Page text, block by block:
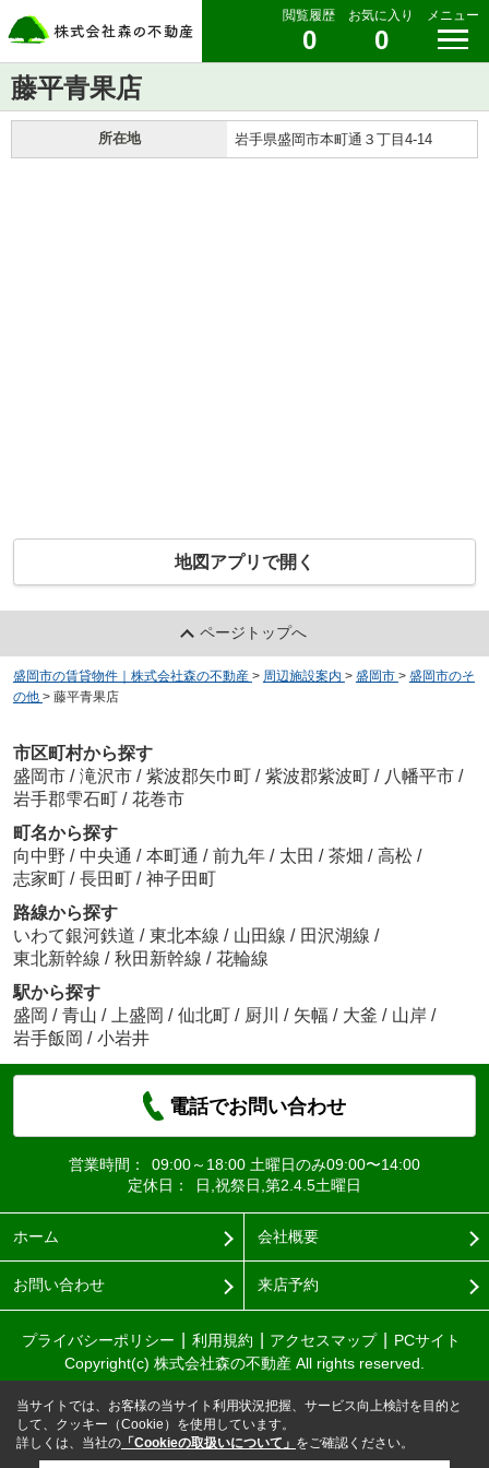
閲覧履歴
0
お気に入り
0
メニュー
藤平青果店
所在地 岩手県盛岡市本町通３丁目4-14
地図アプリで開く
ページトップへ
盛岡市の賃貸物件｜株式会社森の不動産 > 周辺施設案内 > 盛岡市 > 盛岡市のそ
の他 > 藤平青果店
市区町村から探す
盛岡市 / 滝沢市 / 紫波郡矢巾町 / 紫波郡紫波町 / 八幡平市 /
岩手郡雫石町 / 花巻市
町名から探す
向中野 / 中央通 / 本町通 / 前九年 / 太田 / 茶畑 / 高松 /
志家町 / 長田町 / 神子田町
路線から探す
いわて銀河鉄道 / 東北本線 / 山田線 / 田沢湖線 /
東北新幹線 / 秋田新幹線 / 花輪線
駅から探す
盛岡 / 青山 / 上盛岡 / 仙北町 / 厨川 / 矢幅 / 大釜 / 山岸 /
岩手飯岡 / 小岩井
電話でお問い合わせ
営業時間：
09:00～18:00 土曜日のみ09:00〜14:00
定休日：
日,祝祭日,第2.4.5土曜日
ホーム 会社概要
お問い合わせ 来店予約
プライバシーポリシー 利用規約 アクセスマップ
PCサイト
Copyright(c) 株式会社森の不動産 All rights reserved.
当サイトでは、お客様の当サイト利用状況把握、サービス向上検討を目的と
して、クッキー（Cookie）を使用しています。
詳しくは、当社の 「Cookieの取扱いについて」 をご確認ください。